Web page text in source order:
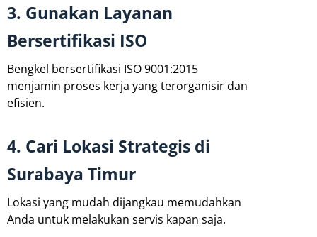
3. Gunakan Layanan
Bersertifikasi ISO
Bengkel bersertifikasi ISO 9001:2015
menjamin proses kerja yang terorganisir dan
efisien.
4. Cari Lokasi Strategis di
Surabaya Timur
Lokasi yang mudah dijangkau memudahkan
Anda untuk melakukan servis kapan saja.